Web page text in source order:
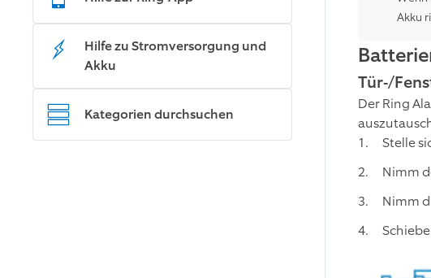
Hilfe zu Stromversorgung und
Akku
Kategorien durchsuchen
Akku
Tür-/
Der Ring
Stelle
Nimm
Nimm